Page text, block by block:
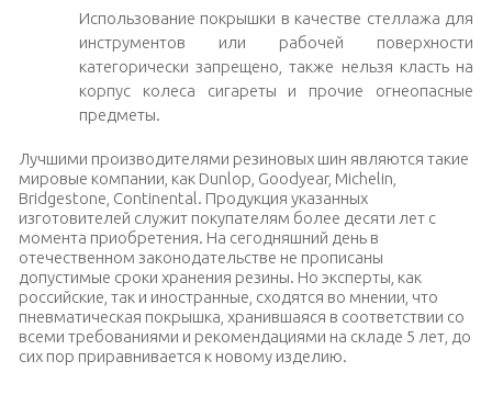
Использование покрышки в качестве стеллажа для
инструментов или рабочей поверхности
категорически запрещено, также нельзя класть на
корпус колеса сигареты и прочие огнеопасные
предметы.
Лучшими производителями резиновых шин являются такие
мировые компании, как Dunlop, Goodyear, Michelin,
Bridgestone, Continental. Продукция указанных
изготовителей служит покупателям более десяти лет с
момента приобретения. На сегодняшний день в
отечественном законодательстве не прописаны
допустимые сроки хранения резины. Но эксперты, как
российские, так и иностранные, сходятся во мнении, что
пневматическая покрышка, хранившаяся в соответствии со
всеми требованиями и рекомендациями на складе 5 лет, до
сих пор приравнивается к новому изделию.